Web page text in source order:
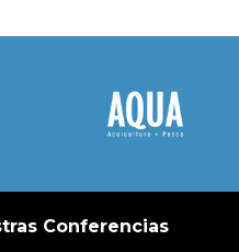
Conferencias